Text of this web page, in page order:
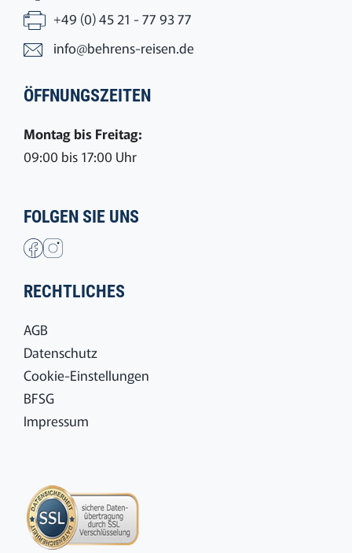
+49 (0) 45 21 - 77 93 77
info@behrens-reisen.de
ÖFFNUNGSZEITEN
Montag bis Freitag:
09:00 bis 17:00 Uhr
FOLGEN SIE UNS
RECHTLICHES
AGB
Datenschutz
Cookie-Einstellungen
BFSG
Impressum